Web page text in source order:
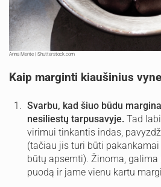
Anna Mente | Shutterstock.com
Kaip marginti kiaušinius
Svarbu, kad šiuo būdu
nesiliestų tarpusavyje. Tad
virimui tinkantis indas,
(tačiau jis turi būti
būtų apsemti). Žinoma,
puodą ir jame vienu kartu